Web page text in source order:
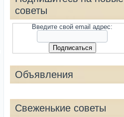
советы
Введите свой email адрес:
Объявления
Свеженькие советы